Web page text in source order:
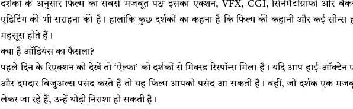
दर्शकों के अनुसार फिल्म का सबसे मजबूत पक्ष इसका एक्शन, VFX, CGI, सिनेमैटोग्राफी और
एडिटिंग की भी सराहना की है। हालांकि कुछ दर्शकों का कहना है कि फिल्म की कहानी और कई सीन्स
महसूस होते हैं।
क्या है ऑडियंस का फैसला?
पहले दिन के रिएक्शन को देखें तो ‘ऐल्फा’ को दर्शकों से मिक्स्ड रिस्पॉन्स मिला है। यदि आप हाई-ऑक्टेन
और दमदार विजुअल्स पसंद करते हैं तो यह फिल्म आपको पसंद आ सकती है। वहीं, जो दर्शक एक
लेकर जा रहे हैं, उन्हें थोड़ी निराशा हो सकती है।